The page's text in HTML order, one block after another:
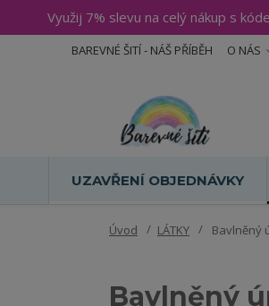
Využij 7% slevu na celý nákup s
BAREVNÉ ŠITÍ - NÁŠ PŘÍBĚH O NÁS
UZAVŘENÍ OBJEDNÁVKY
Úvod LÁTKY Bavlněný
Bavlněný